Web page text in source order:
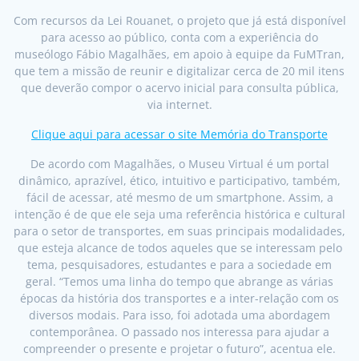
Com recursos da Lei Rouanet, o projeto que já está disponível
para acesso ao público, conta com a experiência do
museólogo Fábio Magalhães, em apoio à equipe da FuMTran,
que tem a missão de reunir e digitalizar cerca de 20 mil itens
que deverão compor o acervo inicial para consulta pública,
via internet.
Clique aqui para acessar o site Memória do Transporte
De acordo com Magalhães, o Museu Virtual é um portal
dinâmico, aprazível, ético, intuitivo e participativo, também,
fácil de acessar, até mesmo de um smartphone. Assim, a
intenção é de que ele seja uma referência histórica e cultural
para o setor de transportes, em suas principais modalidades,
que esteja alcance de todos aqueles que se interessam pelo
tema, pesquisadores, estudantes e para a sociedade em
geral. “Temos uma linha do tempo que abrange as várias
épocas da história dos transportes e a inter-relação com os
diversos modais. Para isso, foi adotada uma abordagem
contemporânea. O passado nos interessa para ajudar a
compreender o presente e projetar o futuro”, acentua ele.